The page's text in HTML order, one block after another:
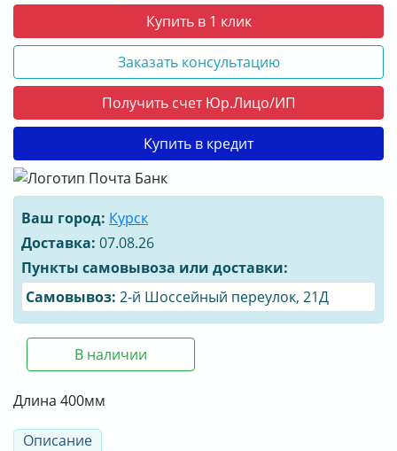
ДОСТАВКА
ОПЛАТА
Купить в 1 клик
Заказать консультацию
Получить счет Юр.Лицо/ИП
Купить в кредит
Ваш город: Курск
Доставка: 07.08.26
Пункты самовывоза или доставки:
Cамовывоз: 2-й Шоссейный переулок, 21Д
В наличии
Длина 400мм
Описание